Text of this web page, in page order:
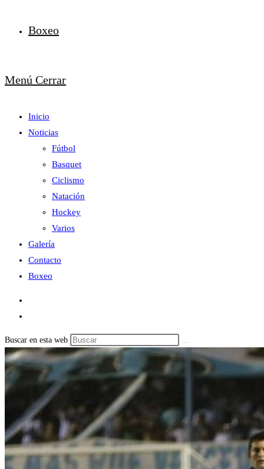
Boxeo
Menú Cerrar
Inicio
Noticias
Fútbol
Basquet
Ciclismo
Natación
Hockey
Varios
Galería
Contacto
Boxeo
Buscar en esta web